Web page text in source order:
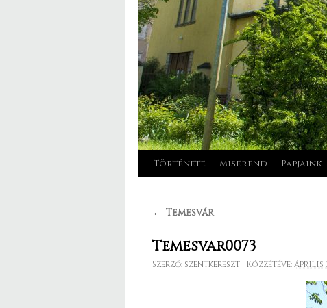
Kilépés
tartalomba
Története Miserend Papjaink
← Temesvár
Temesvar0073
Szerző: szentkereszt | Közzétéve:április